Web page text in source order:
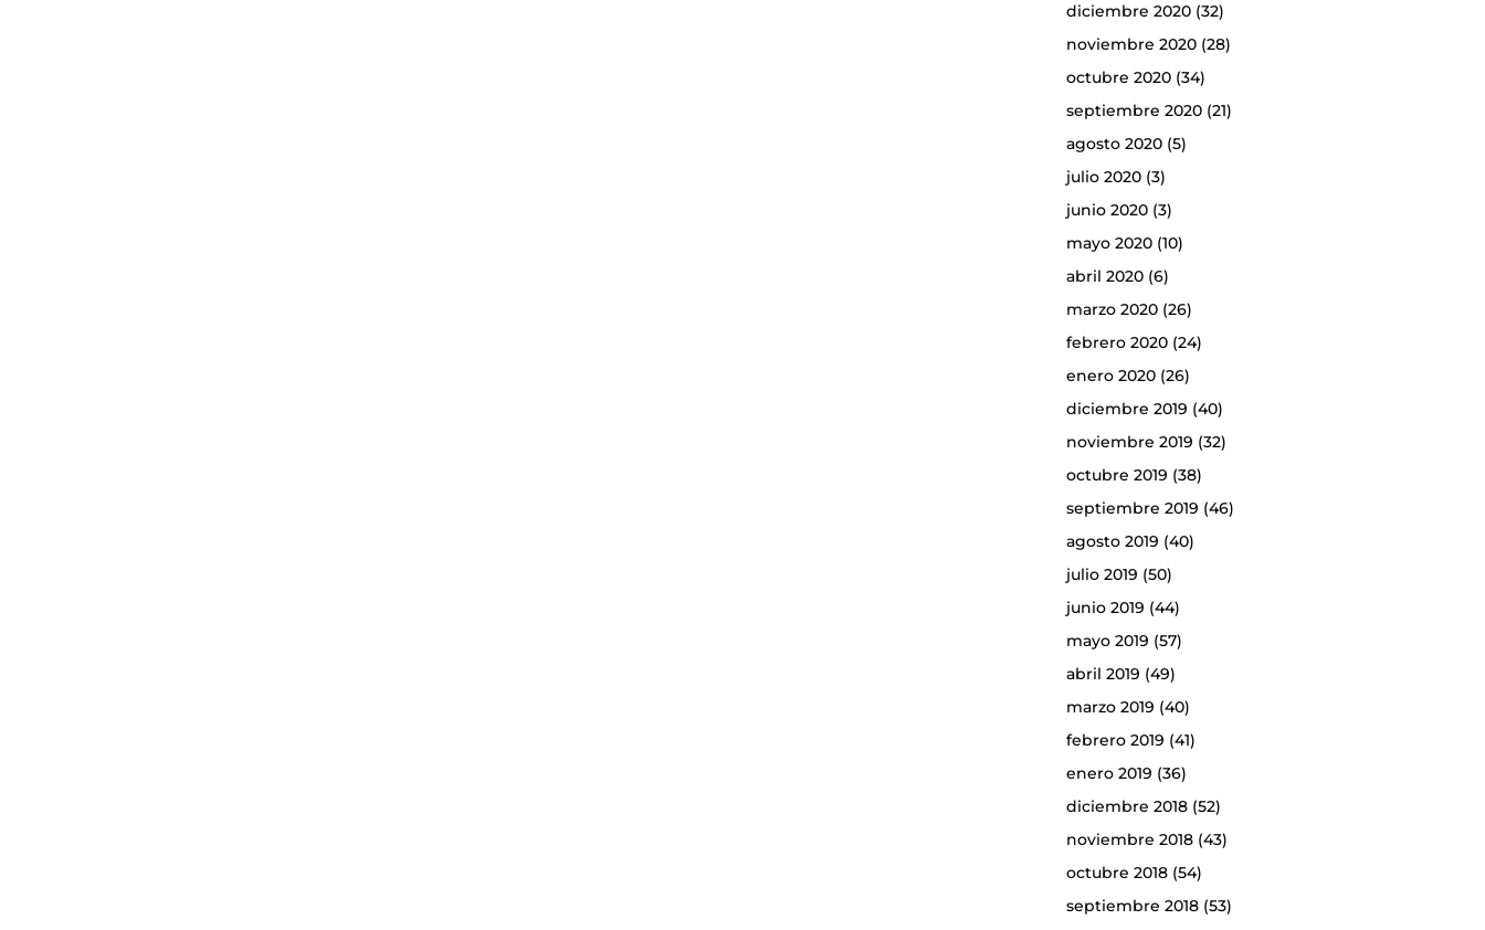
diciembre 2020(32)
noviembre 2020(28)
octubre 2020(34)
septiembre 2020(21)
agosto 2020(5)
julio 2020(3)
junio 2020(3)
mayo 2020(10)
abril 2020(6)
marzo 2020(26)
febrero 2020(24)
enero 2020(26)
diciembre 2019 (40)
noviembre 2019 (32)
octubre 2019 (38)
septiembre 2019 (46)
agosto 2019 (40)
julio 2019 (50)
junio 2019 (44)
mayo 2019 (57)
abril 2019 (49)
marzo 2019 (40)
febrero 2019 (41)
enero 2019 (36)
diciembre 2018(52)
noviembre 2018(43)
octubre 2018(54)
septiembre 2018(53)